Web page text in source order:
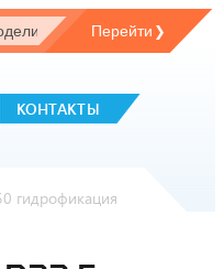
КОНТАКТЫ
гидрофикация